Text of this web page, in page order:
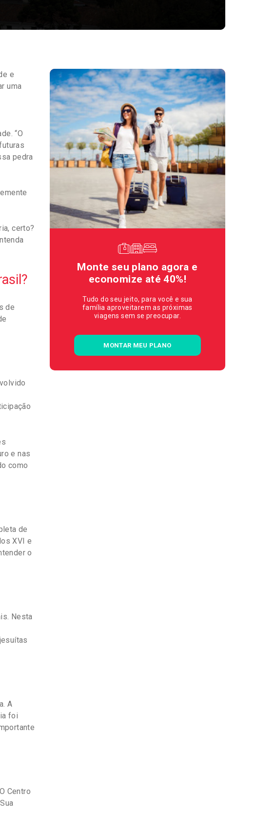
e
uma
“O
pedra
certo?
de
e nas
como
de
XVI e
o
Nesta
A
foi
Centro
Monte seu plano agora e
economize até 40%!
Tudo do seu jeito, para você e sua
família aproveitarem as próximas
viagens sem se preocupar.
MONTAR MEU PLANO